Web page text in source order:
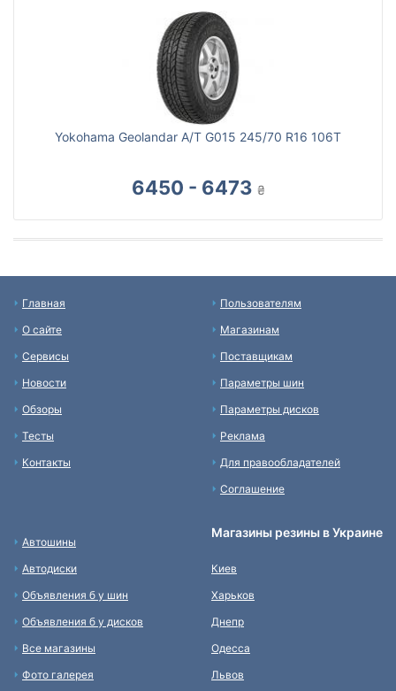
Yokohama Geolandar A/T G015 245/70 R16 106T
6450 - 6473 ₴
Главная
О сайте
Сервисы
Новости
Обзоры
Тесты
Контакты
Пользователям
Магазинам
Поставщикам
Параметры шин
Параметры дисков
Реклама
Для правообладателей
Соглашение
Автошины
Автодиски
Объявления б у шин
Объявления б у дисков
Все магазины
Фото галерея
Магазины резины в Украине
Киев
Харьков
Днепр
Одесса
Львов